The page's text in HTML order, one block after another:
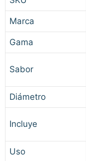
Marca
Gama
Sabor
Diámetro
Incluye
Uso